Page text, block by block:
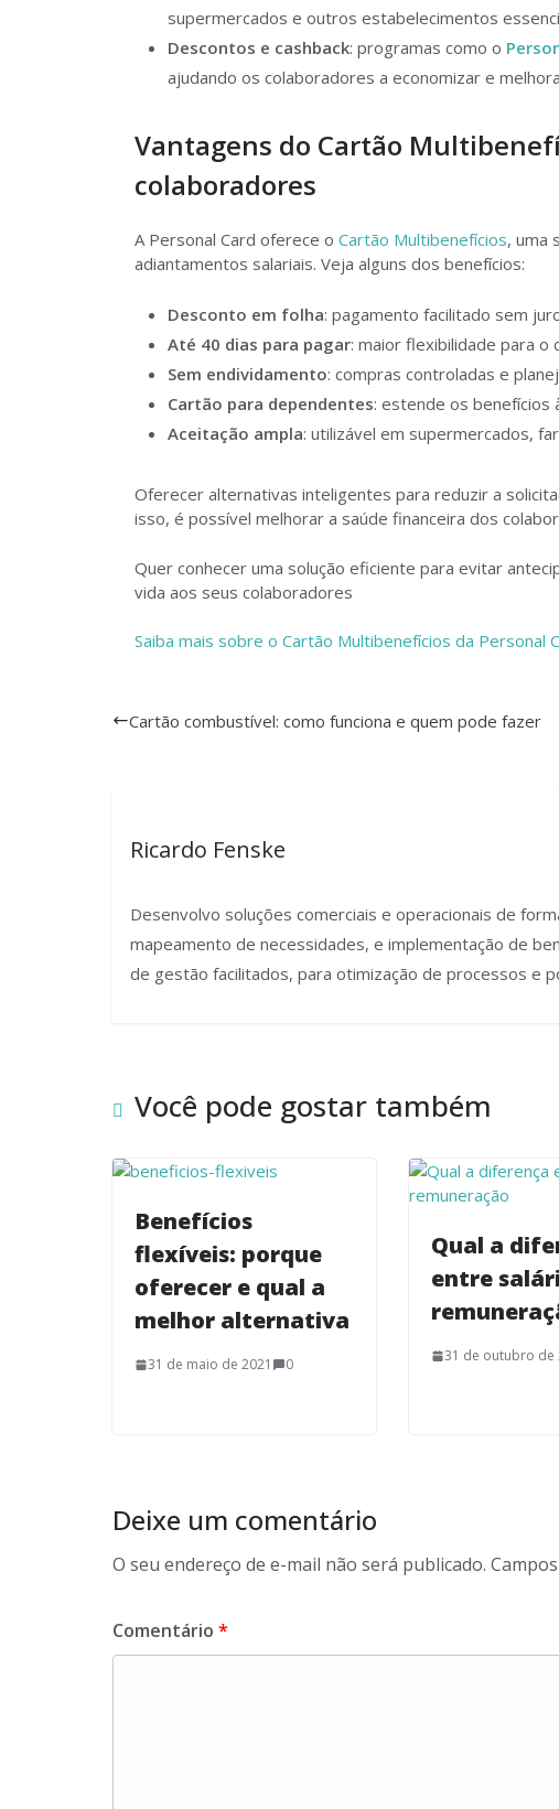
supermercados e outros estabelecimentos
Descontos e cashback: programas como o
ajudando os colaboradores a economizar e
Vantagens do Cartão
colaboradores
A Personal Card oferece o Cartão Multibenefícios, uma
adiantamentos salariais. Veja alguns dos benefícios:
Desconto em folha: pagamento facilitado sem
Até 40 dias para pagar: maior flexibilidade para o
Sem endividamento: compras controladas e
Cartão para dependentes: estende os benefícios
Aceitação ampla: utilizável em supermercados,
Oferecer alternativas inteligentes para reduzir a
isso, é possível melhorar a saúde financeira dos
Quer conhecer uma solução eficiente para evitar
vida aos seus colaboradores
Saiba mais sobre o Cartão Multibenefícios da Personal
Cartão combustível: como funciona e quem pode fazer
Ricardo Fenske
Desenvolvo soluções comerciais e operacionais de
mapeamento de necessidades, e implementação de
de gestão facilitados, para otimização de processos e
Você pode gostar também
Benefícios
flexíveis: porque
oferecer e qual a
melhor alternativa
31 de maio de 2021 0
Qual a
entre
31 de outubro de
Deixe um comentário
O seu endereço de e-mail não será publicado.
Comentário *